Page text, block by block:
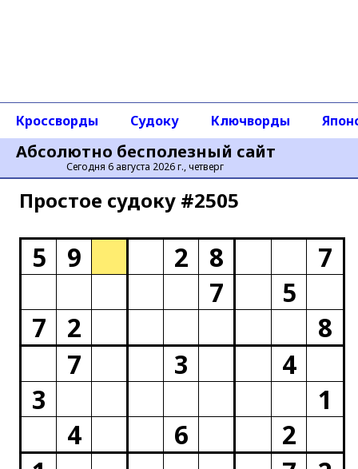
Абсолютно бесполезный сайт
Сегодня 6 августа 2026 г., четверг
Кроссворды Судоку Ключворды
Простое cудоку #2505
5 9 2 8
7
7
5
7
2
8
7
3
4
3
1
4
6
2